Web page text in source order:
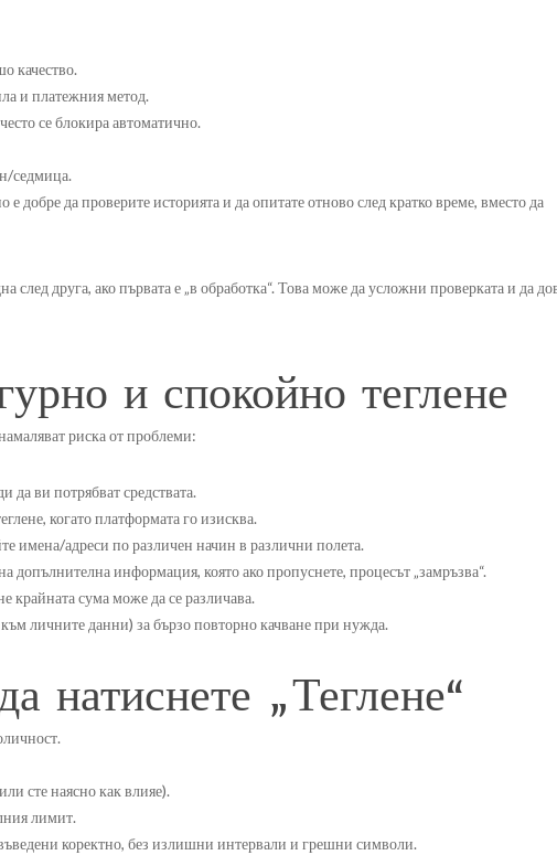
качество.
и платежния метод.
се блокира автоматично.
седмица.
е добре да проверите историята и да опитате отново след кратко време, вместо да
след друга, ако първата е „в обработка“. Това може да усложни проверката и да
и спокойно теглене
риска от проблеми:
да ви потрябват средствата.
когато платформата го изисква.
имена/адреси по различен начин в различни полета.
допълнителна информация, която ако пропуснете, процесът „замръзва“.
крайната сума може да се различава.
личните данни) за бързо повторно качване при нужда.
натиснете „Теглене“
сте наясно как влияе).
лимит.
коректно, без излишни интервали и грешни символи.